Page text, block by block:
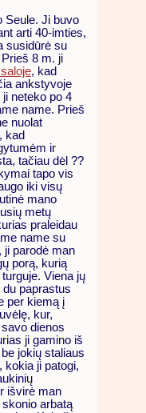
Seule. Ji buvo
arti 40-imties,
susidūrė su
8 m. ji
, kad
ankstyvoje
neteko po 4
name. Prieš
nuolat
kad
ir
tačiau dėl ??
tapo vis
iki visų
mano
metų
praleidau
name su
parodė man
porą, kurią
Viena jų
paprastus
per kiemą į
kur,
dienos
ji gamino iš
jokių staliaus
kokia ji patogi,
išvirė man
arbatą